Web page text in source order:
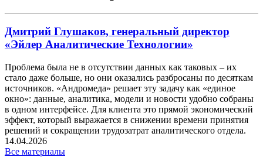
Дмитрий Глушаков, генеральный директор
«Эйлер Аналитические Технологии»
Проблема была не в отсутствии данных как таковых – их
стало даже больше, но они оказались разбросаны по десяткам
источников. «Андромеда» решает эту задачу как «единое
окно»: данные, аналитика, модели и новости удобно собраны
в одном интерфейсе. Для клиента это прямой экономический
эффект, который выражается в снижении времени принятия
решений и сокращении трудозатрат аналитического отдела.
14.04.2026
Все материалы